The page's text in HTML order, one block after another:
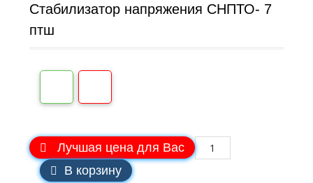
Стабилизатор напряжения СНПТО- 7
птш
Лучшая цена для Вас
В корзину